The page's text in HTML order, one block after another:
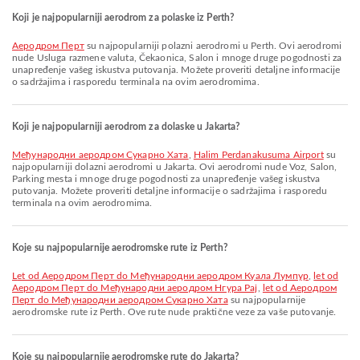
Koji je najpopularniji aerodrom za polaske iz Perth?
Аеродром Пертsu najpopularniji polazni aerodromi u Perth. Ovi aerodromi
nude Usluga razmene valuta, Čekaonica, Salon i mnoge druge pogodnosti za
unapređenje vašeg iskustva putovanja. Možete proveriti detaljne informacije
o sadržajima i rasporedu terminala na ovim aerodromima.
Koji je najpopularniji aerodrom za dolaske u Jakarta?
Међународни аеродром Сукарно Хата Halim Perdanakusuma Airportsu
najpopularniji dolazni aerodromi u Jakarta. Ovi aerodromi nude Voz, Salon,
Parking mesta i mnoge druge pogodnosti za unapređenje vašeg iskustva
putovanja. Možete proveriti detaljne informacije o sadržajima i rasporedu
terminala na ovim aerodromima.
Koje su najpopularnije aerodromske rute iz Perth?
let od Аеродром Перт do Међународни аеродром Куала Лумпур,
let od
Аеродром Перт do Међународни аеродром Нгура Рај
let od Аеродром
Перт do Међународни аеродром Сукарно Хатаsu najpopularnije
aerodromske rute iz Perth. Ove rute nude praktične veze za vaše putovanje.
Koje su najpopularnije aerodromske rute do Jakarta?